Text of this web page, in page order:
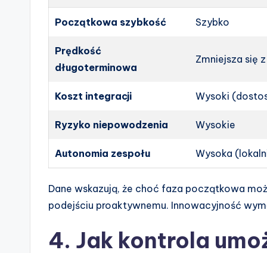
Początkowa szybkość Szybko
Prędkość
długoterminowa
Zmniejsza się
Koszt integracji Wysoki
Ryzyko niepowodzenia Wysokie
Autonomia zespołu Wysoka
Dane wskazują, że choć faza początkowa
podejściu proaktywnemu. Innowacyjność
4. Jak kontrola